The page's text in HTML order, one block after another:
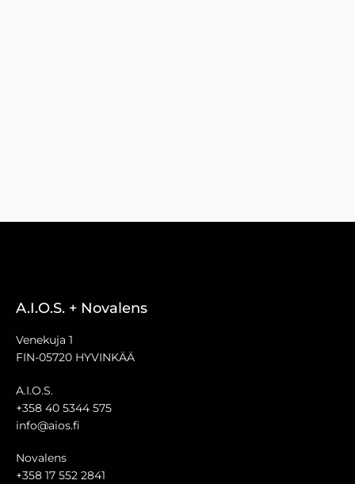
A.I.O.S. + Novalens
Venekuja 1
FIN-05720 HYVINKÄÄ
A.I.O.S.
+358 40 5344 575
info@aios.fi
Novalens
+358 17 552 2841